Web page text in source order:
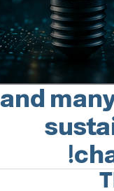
... and